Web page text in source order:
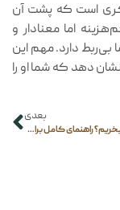
است که پشت آن
اما معنادار و
دارد. مهم این
دهد که شما او را
بعدی
شمش طلا از کجا بخریم؟ راهنمای کامل برای خریدی امن و آسان